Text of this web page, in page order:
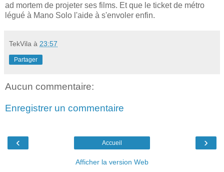
ad mortem de projeter ses films. Et que le ticket de métro
légué à Mano Solo l'aide à s'envoler enfin.
TekVila à 23:57
Partager
Aucun commentaire:
Enregistrer un commentaire
‹ ›
Accueil
Afficher la version Web